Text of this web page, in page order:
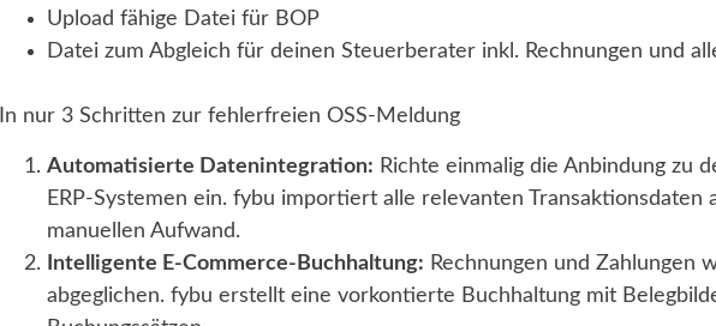
Upload fähige Datei für BOP
Datei zum Abgleich für deinen Steuerberater inkl. Rechnungen und
In nur 3 Schritten zur fehlerfreien OSS-Meldung
Automatisierte Datenintegration: Richte einmalig die Anbindung zu
ERP-Systemen ein. fybu importiert alle relevanten Transaktionsdaten
manuellen Aufwand.
Intelligente E-Commerce-Buchhaltung: Rechnungen und Zahlungen
abgeglichen. fybu erstellt eine vorkontierte Buchhaltung mit